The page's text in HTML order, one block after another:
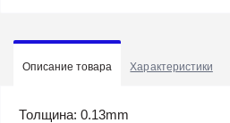
Описание товара Характеристики
Толщина: 0.13mm